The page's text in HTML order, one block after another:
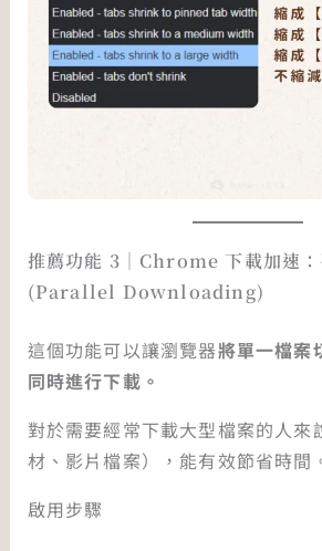
推薦功能 3｜Chrome 下載加速
(Parallel Downloading)
這個功能可以讓瀏覽器將單一檔案
同時進行下載。
對於需要經常下載大型檔案的人來
材、影片檔案），能有效節省時間
啟用步驟